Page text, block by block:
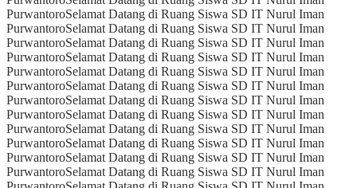
PurwantoroSelamat Datang di Ruang Siswa SD IT Nurul Iman
PurwantoroSelamat Datang di Ruang Siswa SD IT Nurul Iman
PurwantoroSelamat Datang di Ruang Siswa SD IT Nurul Iman
PurwantoroSelamat Datang di Ruang Siswa SD IT Nurul Iman
PurwantoroSelamat Datang di Ruang Siswa SD IT Nurul Iman
PurwantoroSelamat Datang di Ruang Siswa SD IT Nurul Iman
PurwantoroSelamat Datang di Ruang Siswa SD IT Nurul Iman
PurwantoroSelamat Datang di Ruang Siswa SD IT Nurul Iman
PurwantoroSelamat Datang di Ruang Siswa SD IT Nurul Iman
PurwantoroSelamat Datang di Ruang Siswa SD IT Nurul Iman
PurwantoroSelamat Datang di Ruang Siswa SD IT Nurul Iman
PurwantoroSelamat Datang di Ruang Siswa SD IT Nurul Iman